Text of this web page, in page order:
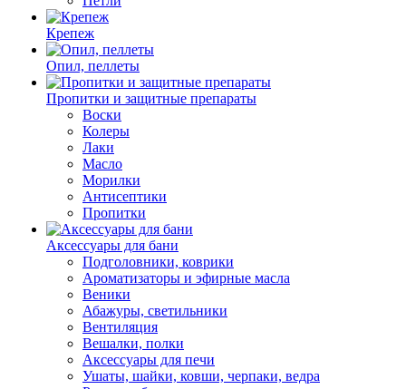
Крепеж
Опил, пеллеты
Пропитки и защитные препараты
Воски
Колеры
Лаки
Масло
Морилки
Антисептики
Пропитки
Аксессуары для бани
Подголовники, коврики
Ароматизаторы и эфирные масла
Веники
Абажуры, светильники
Вентиляция
Вешалки, полки
Аксессуары для печи
Ушаты, шайки, ковши, черпаки, ведра